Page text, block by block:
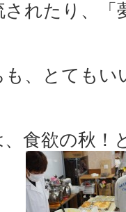
れたり、「
も、とても
食欲の秋！